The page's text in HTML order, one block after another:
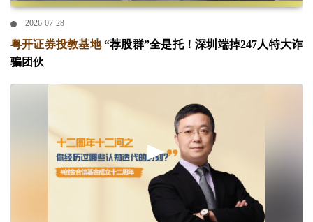
2026-07-28
粤开证券投教基地“荐股群”全是托！深圳端掉247人特大诈
骗团伙